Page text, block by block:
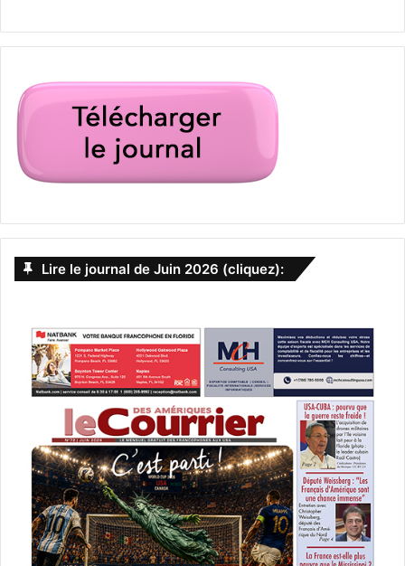
Lire le journal de Juin 2026 (cliquez):